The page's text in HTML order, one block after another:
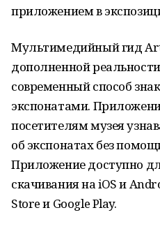
приложением в
Мультимедийный гид
дополненной
современный способ
экспонатами.
посетителям музея
об экспонатах без
Приложение доступно
скачивания на iOS и
Store и Google Play.